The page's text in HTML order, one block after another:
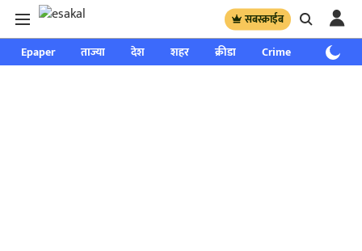
सबस्क्राईब
Epaper ताज्या देश शहर क्रीडा Crime साप्ताहिक